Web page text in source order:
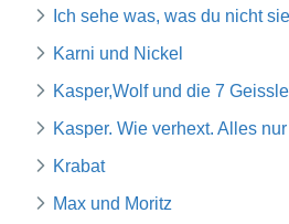
Ich sehe was, was du nicht
Karni und Nickel
Kasper,Wolf und die 7
Kasper. Wie verhext. Alles
Krabat
Max und Moritz